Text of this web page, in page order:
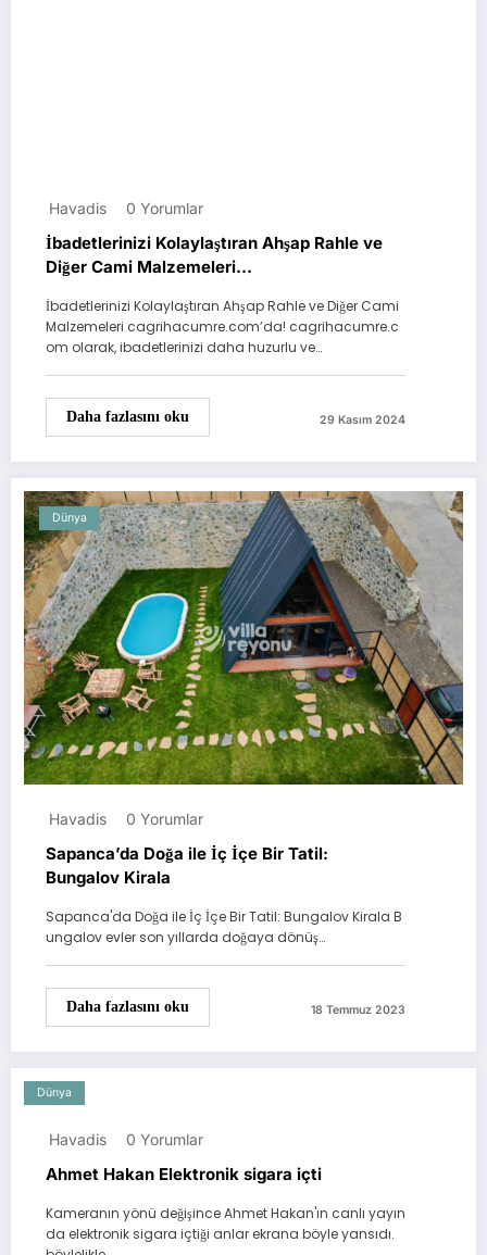
Havadis 0 Yorumlar
İbadetlerinizi Kolaylaştıran Ahşap Rahle ve
Diğer Cami Malzemeleri
İbadetlerinizi Kolaylaştıran Ahşap Rahle ve Diğer Cami
Malzemeleri cagrihacumre.com’da! cagrihacumre.c
om olarak, ibadetlerinizi daha huzurlu ve…
Daha fazlasını oku 29 Kasım 2024
Dünya
Havadis 0 Yorumlar
Sapanca’da Doğa ile İç İçe Bir Tatil:
Bungalov Kirala
Sapanca'da Doğa ile İç İçe Bir Tatil: Bungalov Kirala B
ungalov evler son yıllarda doğaya dönüş…
Daha fazlasını oku 18 Temmuz 2023
Dünya
Havadis 0 Yorumlar
Ahmet Hakan Elektronik sigara içti
Kameranın yönü değişince Ahmet Hakan'ın canlı yayın
da elektronik sigara içtiği anlar ekrana böyle yansıdı.